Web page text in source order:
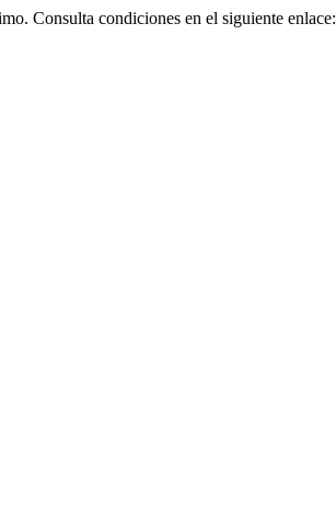
Consulta condiciones en el siguiente enlace: